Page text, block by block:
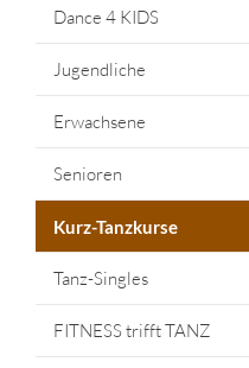
Dance 4 KIDS
Jugendliche
Erwachsene
Senioren
Kurz-Tanzkurse
Tanz-Singles
FITNESS trifft TANZ